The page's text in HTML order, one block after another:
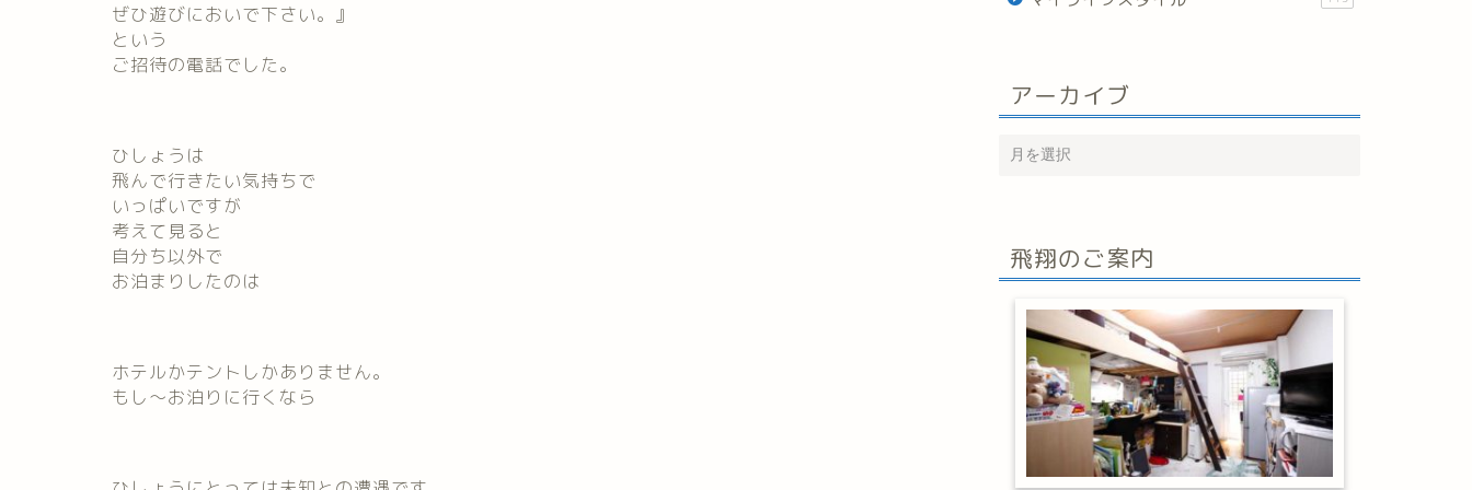
ぜひ遊びにおいで下さい。』
という
ご招待の電話でした。
ひしょうは
飛んで行きたい気持ちで
いっぱいですが
考えて見ると
自分ち以外で
お泊まりしたのは
ホテルかテントしかありません。
もし～お泊りに行くなら
アーカイブ
飛翔のご案内